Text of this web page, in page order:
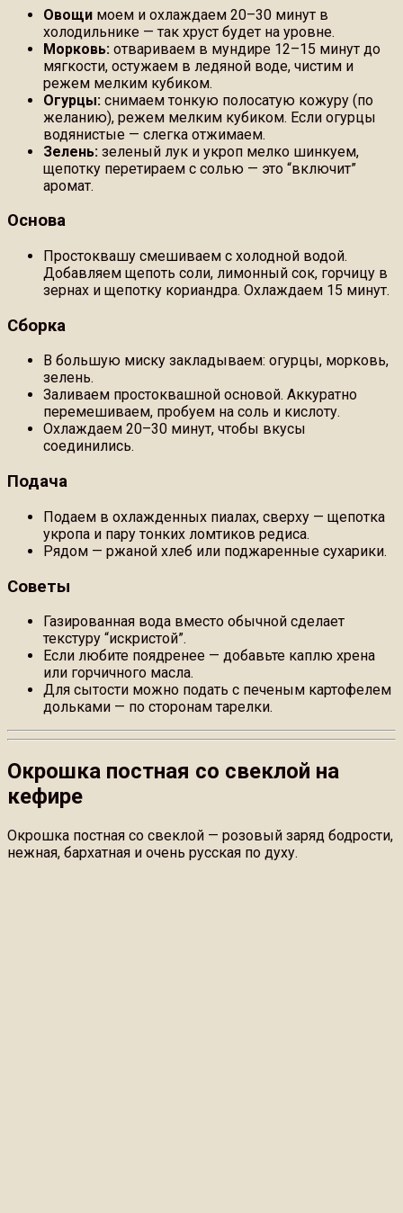
Овощи моем и охлаждаем 20–30 минут в
холодильнике — так хруст будет на уровне.
Морковь: отвариваем в мундире 12–15 минут до
мягкости, остужаем в ледяной воде, чистим и
режем мелким кубиком.
Огурцы: снимаем тонкую полосатую кожуру (по
желанию), режем мелким кубиком. Если огурцы
водянистые — слегка отжимаем.
Зелень: зеленый лук и укроп мелко шинкуем,
щепотку перетираем с солью — это “включит”
аромат.
Основа
Простоквашу смешиваем с холодной водой.
Добавляем щепоть соли, лимонный сок, горчицу в
зернах и щепотку кориандра. Охлаждаем 15 минут.
Сборка
В большую миску закладываем: огурцы, морковь,
зелень.
Заливаем простоквашной основой. Аккуратно
перемешиваем, пробуем на соль и кислоту.
Охлаждаем 20–30 минут, чтобы вкусы
соединились.
Подача
Подаем в охлажденных пиалах, сверху — щепотка
укропа и пару тонких ломтиков редиса.
Рядом — ржаной хлеб или поджаренные сухарики.
Советы
Газированная вода вместо обычной сделает
текстуру “искристой”.
Если любите поядренее — добавьте каплю хрена
или горчичного масла.
Для сытости можно подать с печеным картофелем
дольками — по сторонам тарелки.
Окрошка постная со свеклой на
кефире
Окрошка постная со свеклой — розовый заряд бодрости,
нежная, бархатная и очень русская по духу.